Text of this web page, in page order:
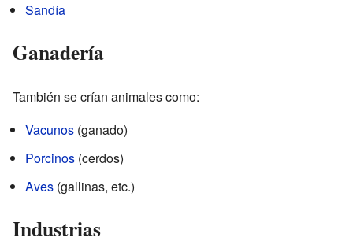
Sandía
Ganadería
También se crían animales como:
Vacunos (ganado)
Porcinos (cerdos)
Aves (gallinas, etc.)
Industrias